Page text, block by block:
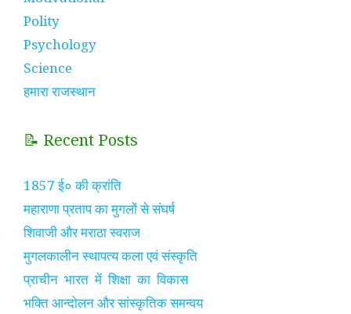
Polity
Psychology
Science
हमारा राजस्थान
📝 Recent Posts
1857 ई० की क्रांति
महाराणा प्रताप का मुगलों से संघर्ष
शिवाजी और मराठा स्वराज
मुगलकालीन स्थापत्य कला एवं संस्कृति
प्राचीन भारत में शिक्षा का विकास
भक्ति आन्दोलन और सांस्कृतिक समन्वय